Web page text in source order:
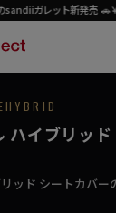
レット新発売 🚗￥
バー
ートカバー。
ハイブリッド対
ハイブリッ
ッド シートカバー